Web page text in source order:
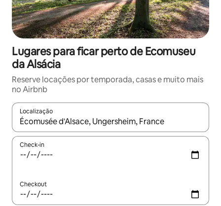
Lugares para ficar perto de Ecomuseu
da Alsácia
Reserve locações por temporada, casas e muito mais
no Airbnb
Localização
Quando os resultados estiverem disponíveis, explore-os
Check-in
Checkout